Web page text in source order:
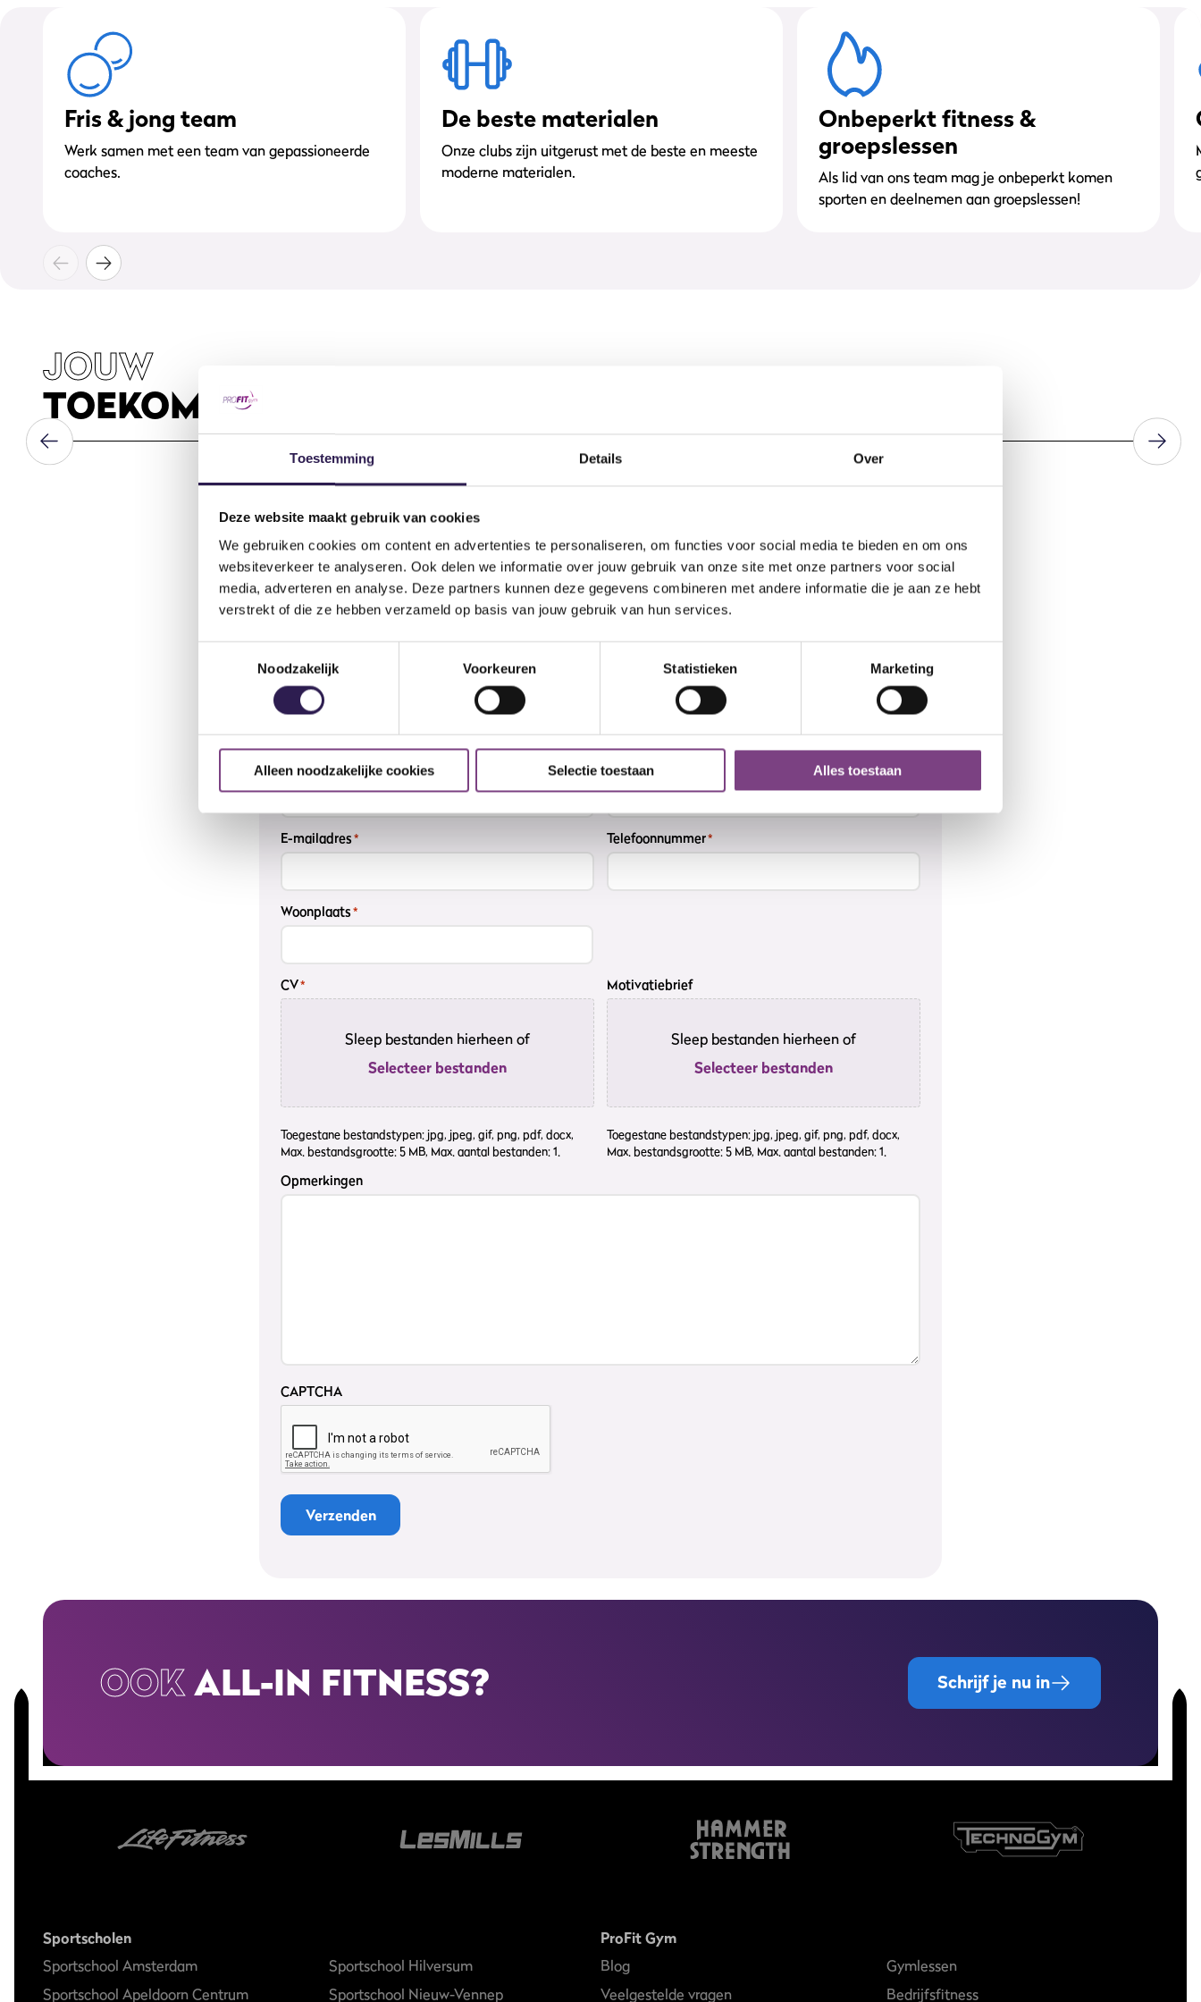
Toestemming Details Over
Deze website maakt gebruik van cookies
We gebruiken cookies om content en advertenties te personaliseren, om functies voor social media te bieden en om ons
websiteverkeer te analyseren. Ook delen we informatie over jouw gebruik van onze site met onze partners voor social
media, adverteren en analyse. Deze partners kunnen deze gegevens combineren met andere informatie die je aan ze hebt
verstrekt of die ze hebben verzameld op basis van jouw gebruik van hun services.
Noodzakelijk
Voorkeuren Statistieken Marketing
Alleen noodzakelijke cookies Selectie toestaan Alles toestaan
Fris & jong team
Werk samen met een team van gepassioneerde
coaches.
De beste materialen
Onze clubs zijn uitgerust met de beste en meeste
moderne materialen.
Onbeperkt fitness &
groepslessen
Als lid van ons team mag je onbeperkt komen
sporten en deelnemen aan groepslessen!
JOUW
TOEKOMSTIGE WERKPLEK
Interesse? Solliciteer direct
Ben je enthousiast geworden over onze nieuwe club in Raalte en wil je graag deel uit maken van
ons team? Lijkt het je tof om te werken voor dé personal & all-in sportschool van Nederland? Stuur
Op welke vacature wil je solliciteren?
Voornaam Achternaam
E-mailadres* Telefoonnummer*
Woonplaats*
CV*
Sleep bestanden hierheen of
Selecteer bestanden
Toegestane bestandstypen: jpg, jpeg, gif, png, pdf, docx,
Max. bestandsgrootte: 5 MB, Max. aantal bestanden: 1.
Motivatiebrief
Sleep bestanden hierheen of
Selecteer bestanden
Toegestane bestandstypen: jpg, jpeg, gif, png, pdf, docx,
Max. bestandsgrootte: 5 MB, Max. aantal bestanden: 1.
Opmerkingen
CAPTCHA
Verzenden
OOKALL-IN FITNESS? Schrijf je nu in
Sportscholen
Sportschool Amsterdam
Sportschool Apeldoorn Centrum
Sportschool Hilversum
Sportschool Nieuw-Vennep
ProFit Gym
Blog
Veelgestelde vragen
Gymlessen
Bedrijfsfitness